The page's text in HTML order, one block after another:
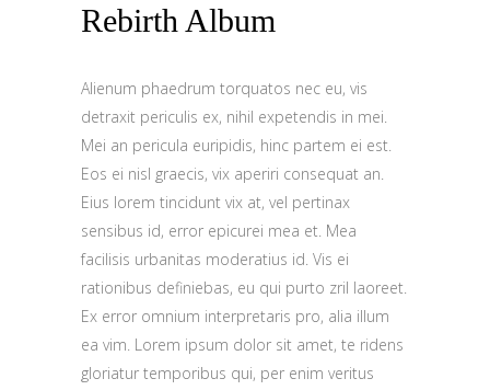
Rebirth Album
Alienum phaedrum torquatos nec eu, vis
detraxit periculis ex, nihil expetendis in mei.
Mei an pericula euripidis, hinc partem ei est.
Eos ei nisl graecis, vix aperiri consequat an.
Eius lorem tincidunt vix at, vel pertinax
sensibus id, error epicurei mea et. Mea
facilisis urbanitas moderatius id. Vis ei
rationibus definiebas, eu qui purto zril laoreet.
Ex error omnium interpretaris pro, alia illum
ea vim. Lorem ipsum dolor sit amet, te ridens
gloriatur temporibus qui, per enim veritus